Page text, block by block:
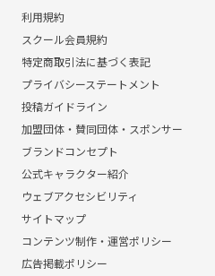
利用規約
スクール会員規約
特定商取引法に基づく表記
プライバシーステートメント
投稿ガイドライン
加盟団体・賛同団体・スポンサー
ブランドコンセプト
公式キャラクター紹介
ウェブアクセシビリティ
サイトマップ
コンテンツ制作・運営ポリシー
広告掲載ポリシー